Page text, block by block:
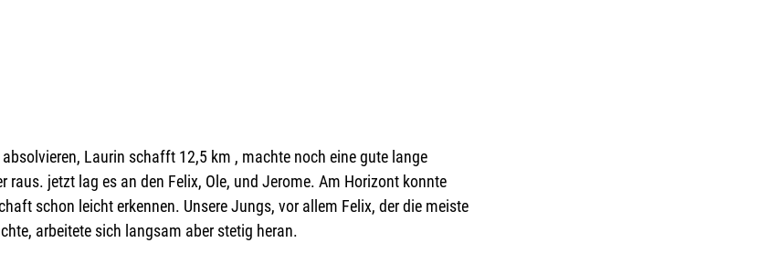
Laurin schafft 12,5 km , machte noch eine gute lange
raus. jetzt lag es an den Felix, Ole, und Jerome. Am Horizont konnte
schon leicht erkennen. Unsere Jungs, vor allem Felix, der die meiste
arbeitete sich langsam aber stetig heran.